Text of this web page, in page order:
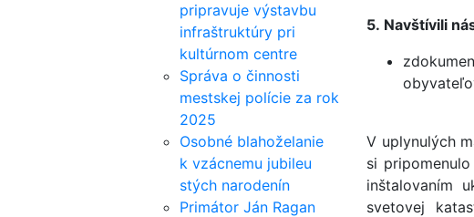
pripravuje výstavbu
infraštruktúry pri
kultúrnom centre
Správa o činnosti
mestskej polície za rok
2025
Osobné blahoželanie
k vzácnemu jubileu
stých narodenín
Primátor Ján Ragan
5. Navštívili
V uplynulých
si
inštalovaním
svetovej